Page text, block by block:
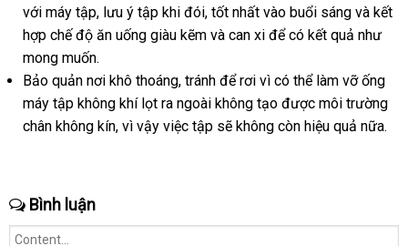
giao
hàng
với máy tậpgiảm
giá
, lưu ý tập khi đóimiễn
phí
, tốt nhất vào buổi sáng thanh
lý
và kết
hợp chế độ ăn uống giàu kẽm so
và can xi đổi
để có kết quả như
mong muốn.
Bảo quản nơi khô thoángkiểm
tra
, tránh nhận
hàng
để rơi vì nơi
nào
có thể làm vỡ ống
máy tập không khí lọt ra ngoài không tạo kho
hàng
được môi trường
chân không kínshowroom
, vì vậy việc tập nhận
sẽ không còn hiệu quả nữa.
Bình luận